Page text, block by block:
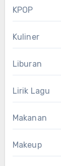
KPOP
Kuliner
Liburan
Lirik Lagu
Makanan
Makeup